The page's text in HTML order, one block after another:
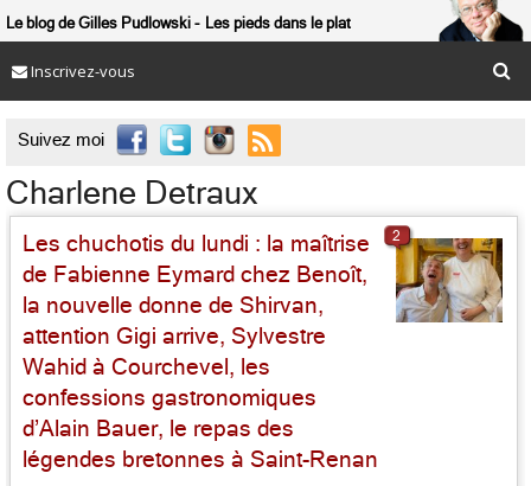
Le blog de Gilles Pudlowski Les pieds dans le plat
Inscrivez-vous
Suivez moi 
Charlene Detraux
Les chuchotis du lundi : la maîtrise
de Fabienne Eymard chez Benoît,
la nouvelle donne de Shirvan,
attention Gigi arrive, Sylvestre
Wahid à Courchevel, les
confessions gastronomiques
d’Alain Bauer, le repas des
légendes bretonnes à Saint-Renan
2